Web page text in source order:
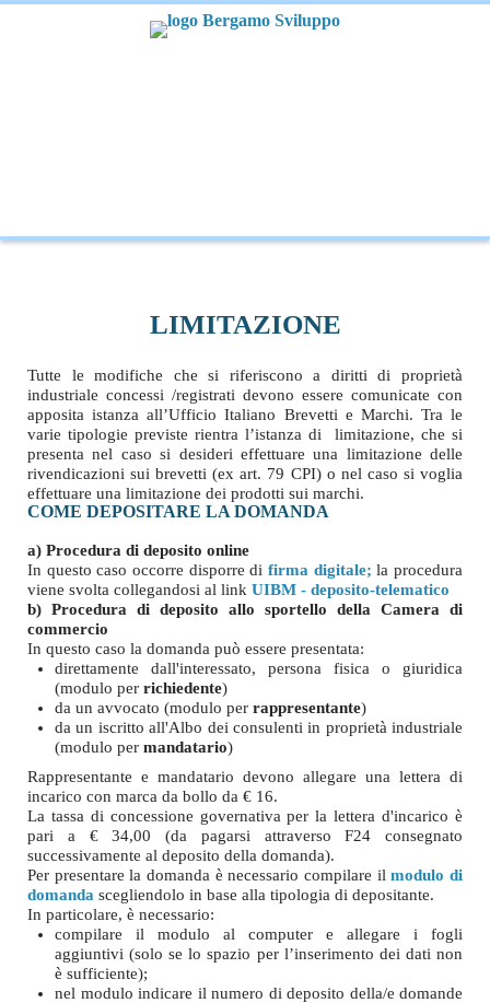
LIMITAZIONE
Tutte le modifiche che si riferiscono a diritti di proprietà
industriale concessi /registrati devono essere comunicate con
apposita istanza all’Ufficio Italiano Brevetti e Marchi. Tra le
varie tipologie previste rientra l’istanza di limitazione, che si
presenta nel caso si desideri effettuare una limitazione delle
rivendicazioni sui brevetti (ex art. 79 CPI) o nel caso si voglia
effettuare una limitazione dei prodotti sui marchi.
COME DEPOSITARE LA DOMANDA
a) Procedura di deposito online
In questo caso occorre disporre di firma digitale; la procedura
viene svolta collegandosi al link UIBM - deposito-telematico
b) Procedura di deposito allo sportello della Camera di
commercio
In questo caso la domanda può essere presentata:
direttamente dall'interessato, persona fisica o giuridica
(modulo per richiedente)
da un avvocato (modulo per rappresentante)
da un iscritto all'Albo dei consulenti in proprietà industriale
(modulo per mandatario)
Rappresentante e mandatario devono allegare una lettera di
incarico con marca da bollo da € 16.
La tassa di concessione governativa per la lettera d'incarico è
pari a € 34,00 (da pagarsi attraverso F24 consegnato
successivamente al deposito della domanda).
Per presentare la domanda è necessario compilare ilmodulo di
domanda scegliendolo in base alla tipologia di depositante.
In particolare, è necessario:
compilare il modulo al computer e allegare i fogli
aggiuntivi (solo se lo spazio per l’inserimento dei dati non
è sufficiente);
nel modulo indicare il numero di deposito della/e domande